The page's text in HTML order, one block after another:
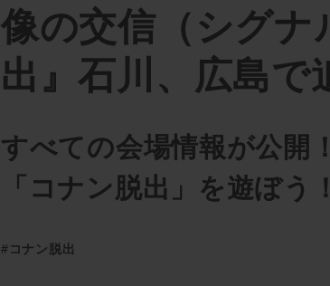
像の交信（シグナ
出』石川、広島で
すべての会場情報が公開
「コナン脱出」を遊ぼう！
#コナン脱出